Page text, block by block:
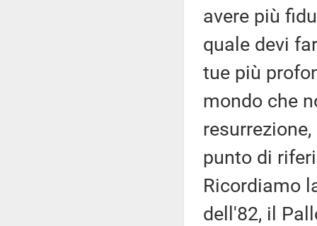
avere più
quale devi
tue più
mondo che
punto di
Ricordiamo
dell'82, il